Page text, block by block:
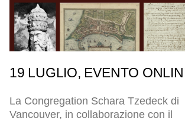
19 LUGLIO, EVENTO
La Congregation Schara Tzedeck di
Vancouver, in collaborazione con il